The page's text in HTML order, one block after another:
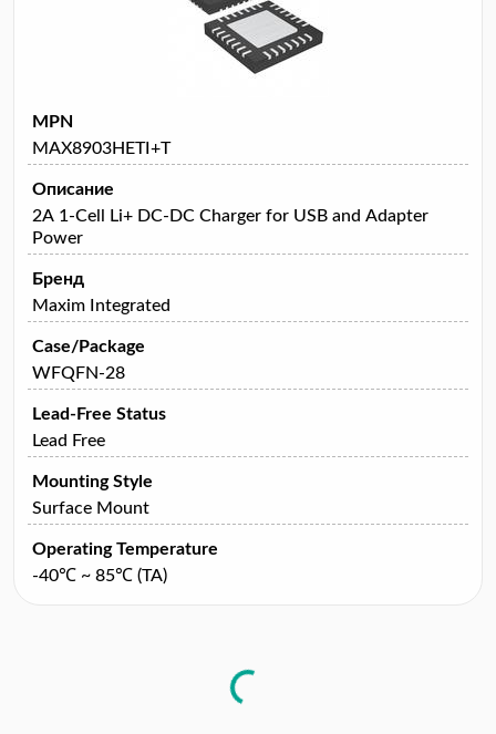
MPN
MAX8903HETI+T
Описание
2A 1-Cell Li+ DC-DC Charger for USB and Adapter
Power
Бренд
Maxim Integrated
Case/Package
WFQFN-28
Lead-Free Status
Lead Free
Mounting Style
Surface Mount
Operating Temperature
-40℃ ~ 85℃ (TA)